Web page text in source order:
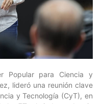
Popular para Ciencia y
lideró una reunión clave
y Tecnología (CyT), en